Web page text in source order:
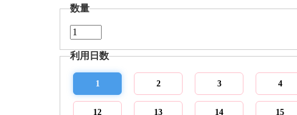
数量
利用日数
1 2 3 4
12 13 14 15